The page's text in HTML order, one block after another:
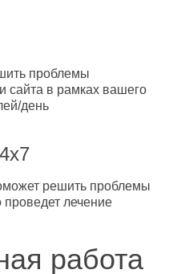
проблемы
сайта в рамках вашего
день
решить проблемы
проведет лечение
работа